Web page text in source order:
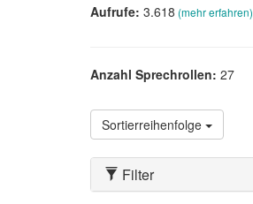
Aufrufe: 3.618 (mehr erfahren)
Anzahl Sprechrollen: 27
Sortierreihenfolge
Filter